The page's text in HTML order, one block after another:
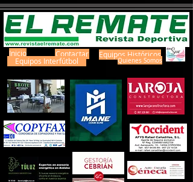
Inicio Contactar
Equipos Interfútbol
Equipos Históricos
Quienes Somos